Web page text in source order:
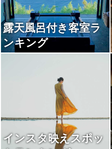
露天風呂付き客室ラ
ンキング
インスタ映えスポッ